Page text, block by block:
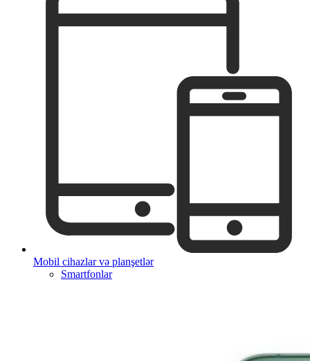
Mobil cihazlar və planşetlər
Smartfonlar